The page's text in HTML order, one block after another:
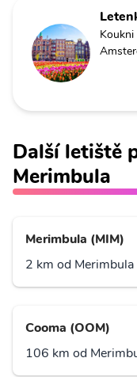
Další letiště
Merimbula
Merimbula (MIM)
2 km od Merimbula
Cooma (OOM)
106 km od